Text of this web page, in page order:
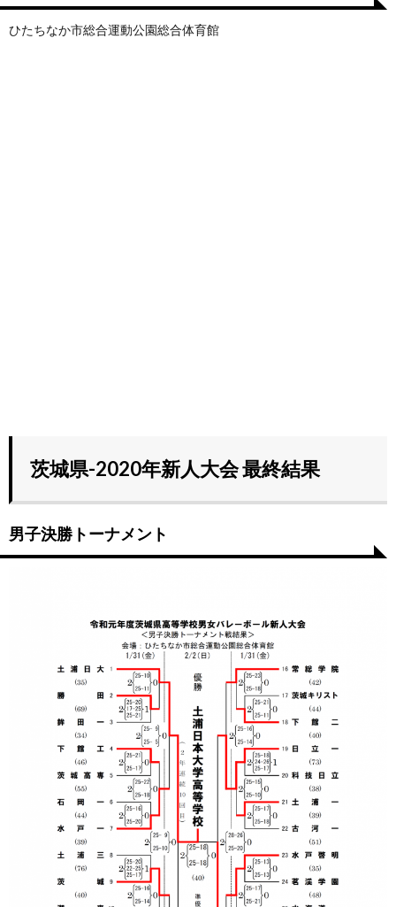
ひたちなか市総合運動公園総合体育館
茨城県-2020年新人大会 最終結果
男子決勝トーナメント